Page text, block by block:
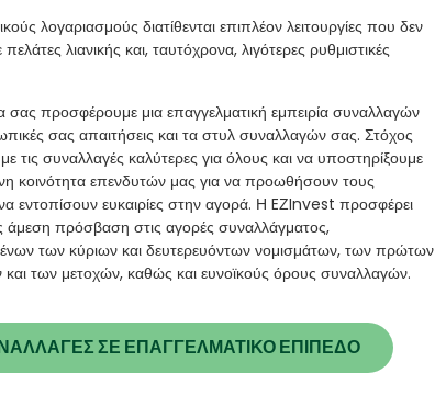
λογαριασμούς διατίθενται επιπλέον λειτουργίες που δεν
πελάτες λιανικής και, ταυτόχρονα, λιγότερες ρυθμιστικές
σας προσφέρουμε μια επαγγελματική εμπειρία συναλλαγών
σας απαιτήσεις και τα στυλ συναλλαγών σας. Στόχος
τις συναλλαγές καλύτερες για όλους και να υποστηρίξουμε
κοινότητα επενδυτών μας για να προωθήσουν τους
εντοπίσουν ευκαιρίες στην αγορά. Η EΖInvest προσφέρει
άμεση πρόσβαση στις αγορές συναλλάγματος,
των κύριων και δευτερευόντων νομισμάτων, των πρώτων
των μετοχών, καθώς και ευνοϊκούς όρους συναλλαγών.
ΣΕ ΕΠΑΓΓΕΛΜΑΤΙΚΟ ΕΠΙΠΕΔΟ